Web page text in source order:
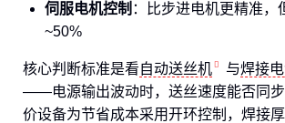
伺服电机控制 ：比步进电机更精准，
~50%
核心判断标准是看自动送丝机 与焊接
——电源输出波动时，送丝速度能否同
价设备为节省成本采用开环控制，焊接